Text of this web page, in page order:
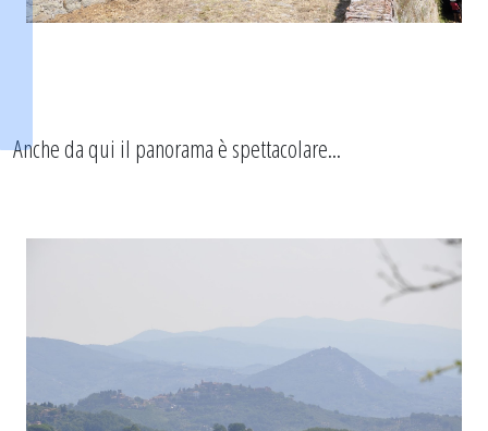
Anche da qui il panorama è spettacolare...